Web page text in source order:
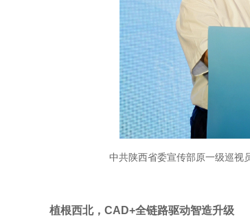
中共陕西省委宣传部原一级巡视
植根西北，CAD+全链路驱动智造升级